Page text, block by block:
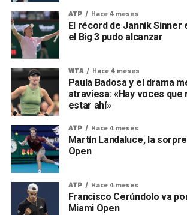
ATP Hace 4 meses
El récord de Jannik Sinner
el Big 3 pudo alcanzar
WTA Hace 4 meses
Paula Badosa y el drama
atraviesa: «Hay voces que
estar ahí»
ATP Hace 4 meses
Martín Landaluce, la
Open
ATP Hace 4 meses
Francisco Cerúndolo va
Miami Open